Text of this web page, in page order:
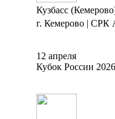
Кузбасс
г. Кемерово | СРК
12 апреля
Кубок России